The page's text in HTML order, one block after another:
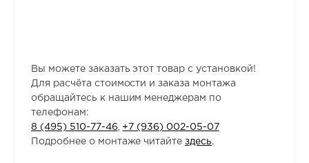
Вы можете заказать этот товар с установкой!
Для расчёта стоимости и заказа монтажа
обращайтесь к нашим менеджерам по
телефонам:
8 (495) 510-77-46
+7 (936) 002-05-07
Подробнее о монтаже читайтездесь.